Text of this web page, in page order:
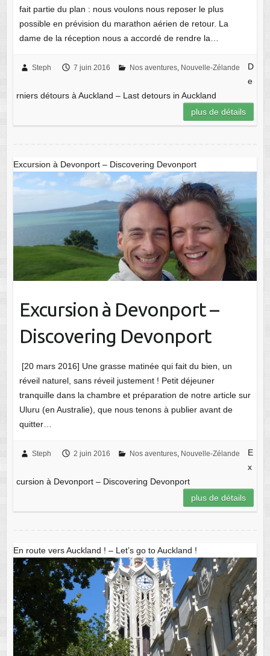
fait partie du plan : nous voulons nous reposer le plus
possible en prévision du marathon aérien de retour. La
dame de la réception nous a accordé de rendre la…
Steph 7 juin 2016 Nos aventures, Nouvelle-Zélande
D
e
rniers détours à Auckland – Last detours in Auckland
plus de détails
Excursion à Devonport – Discovering Devonport
Excursion à Devonport –
Discovering Devonport
[20 mars 2016] Une grasse matinée qui fait du bien, un
réveil naturel, sans réveil justement ! Petit déjeuner
tranquille dans la chambre et préparation de notre article sur
Uluru (en Australie), que nous tenons à publier avant de
quitter…
Steph 2 juin 2016 Nos aventures, Nouvelle-Zélande
E
x
cursion à Devonport – Discovering Devonport
plus de détails
En route vers Auckland ! – Let’s go to Auckland !